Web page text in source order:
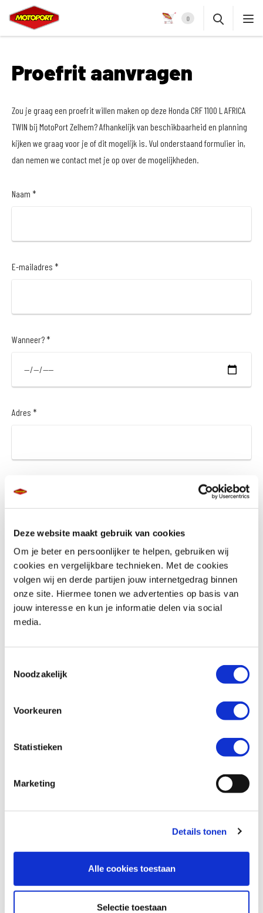
Deze website maakt gebruik van cookies
Om je beter en persoonlijker te helpen, gebruiken wij
cookies en vergelijkbare technieken. Met de cookies
volgen wij en derde partijen jouw internetgedrag binnen
onze site. Hiermee tonen we advertenties op basis van
jouw interesse en kun je informatie delen via social
media.
Noodzakelijk
Voorkeuren
Statistieken
Marketing
Details tonen
Alle cookies toestaan
Selectie toestaan
0
Proefrit aanvragen
Zou je graag een proefrit willen maken op deze Honda CRF 1100 L AFRICA
TWIN bij MotoPort Zelhem? Afhankelijk van beschikbaarheid en planning
kijken we graag voor je of dit mogelijk is. Vul onderstaand formulier in,
dan nemen we contact met je op over de mogelijkheden.
Naam *
E-mailadres *
Wanneer? *
Adres *
Woonplaats *
Vraag en/of opmerking